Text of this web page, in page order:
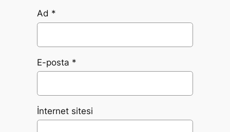
Ad *
E-posta *
İnternet sitesi